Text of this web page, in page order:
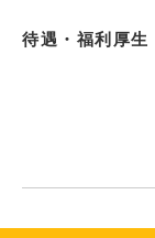
待遇・福利厚生